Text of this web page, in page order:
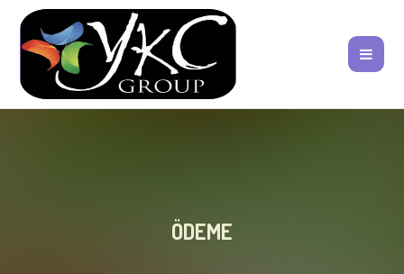
ÖDEME